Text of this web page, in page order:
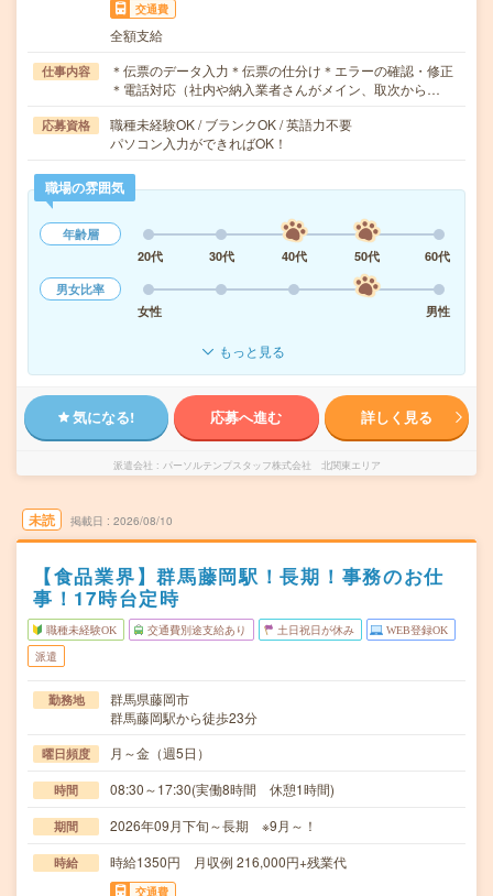
交通費
全額支給
仕事内容
＊伝票のデータ入力＊伝票の仕分け＊エラーの確認・修正
＊電話対応（社内や納入業者さんがメイン、取次から…
応募資格
職種未経験OK / ブランクOK / 英語力不要
パソコン入力ができればOK！
職場の雰囲気
年齢層
20代
30代 40代 50代
60代
男女比率
女性
男性
もっと見る
気になる! 応募へ進む 詳しく見る
派遣会社 パーソルテンプスタッフ株式会社 北関東エリア
未読 掲載日 2026/08/10
【食品業界】群馬藤岡駅！長期！事務のお仕
事！17時台定時
職種未経験OK 交通費別途支給あり 土日祝日が休み WEB登録OK
派遣
勤務地
群馬県藤岡市
群馬藤岡駅から徒歩23分
曜日頻度 月～金（週5日）
時間 08:30～17:30(実働8時間 休憩1時間)
期間 2026年09月下旬～長期 ※9月～！
時給 時給1350円 月収例 216,000円+残業代
交通費